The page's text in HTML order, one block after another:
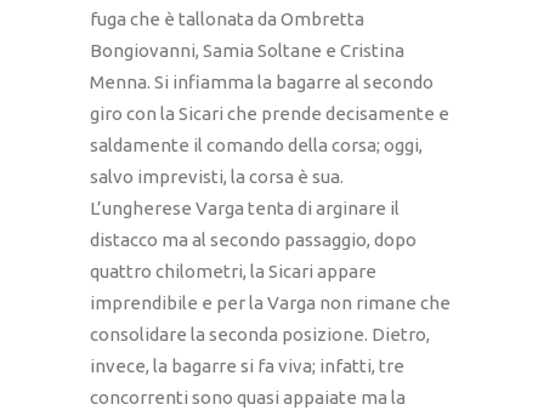
fuga che è tallonata da Ombretta
Bongiovanni, Samia Soltane e Cristina
Menna. Si infiamma la bagarre al secondo
giro con la Sicari che prende decisamente e
saldamente il comando della corsa; oggi,
salvo imprevisti, la corsa è sua.
L’ungherese Varga tenta di arginare il
distacco ma al secondo passaggio, dopo
quattro chilometri, la Sicari appare
imprendibile e per la Varga non rimane che
consolidare la seconda posizione. Dietro,
invece, la bagarre si fa viva; infatti, tre
concorrenti sono quasi appaiate ma la